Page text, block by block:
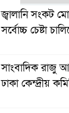
জ্বালানি সংকট
সর্বোচ্চ চেষ্টা
সাংবাদিক রাজু
ঢাকা কেন্দ্রীয়